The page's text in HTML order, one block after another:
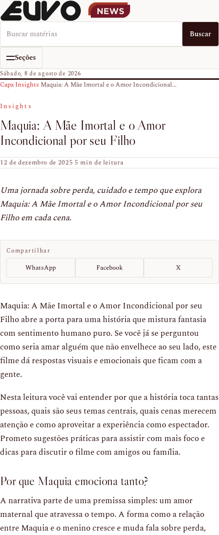
Buscar no EUVO News Buscar
Seções
Sábado, 8 de agosto de 2026
Capa›Insights›Maquia: A Mãe Imortal e o Amor Incondicional...
Insights
Maquia: A Mãe Imortal e o Amor
Incondicional por seu Filho
12 de dezembro de 2025·5 min de leitura
Uma jornada sobre perda, cuidado e tempo que explora
Maquia: A Mãe Imortal e o Amor Incondicional por seu
Filho em cada cena.
Compartilhar
WhatsApp Facebook X
Maquia: A Mãe Imortal e o Amor Incondicional por seu
Filho abre a porta para uma história que mistura fantasia
com sentimento humano puro. Se você já se perguntou
como seria amar alguém que não envelhece ao seu lado, este
filme dá respostas visuais e emocionais que ficam com a
gente.
Nesta leitura você vai entender por que a história toca tantas
pessoas, quais são seus temas centrais, quais cenas merecem
atenção e como aproveitar a experiência como espectador.
Prometo sugestões práticas para assistir com mais foco e
dicas para discutir o filme com amigos ou família.
Por que Maquia emociona tanto?
A narrativa parte de uma premissa simples: um amor
maternal que atravessa o tempo. A forma como a relação
entre Maquia e o menino cresce e muda fala sobre perda,